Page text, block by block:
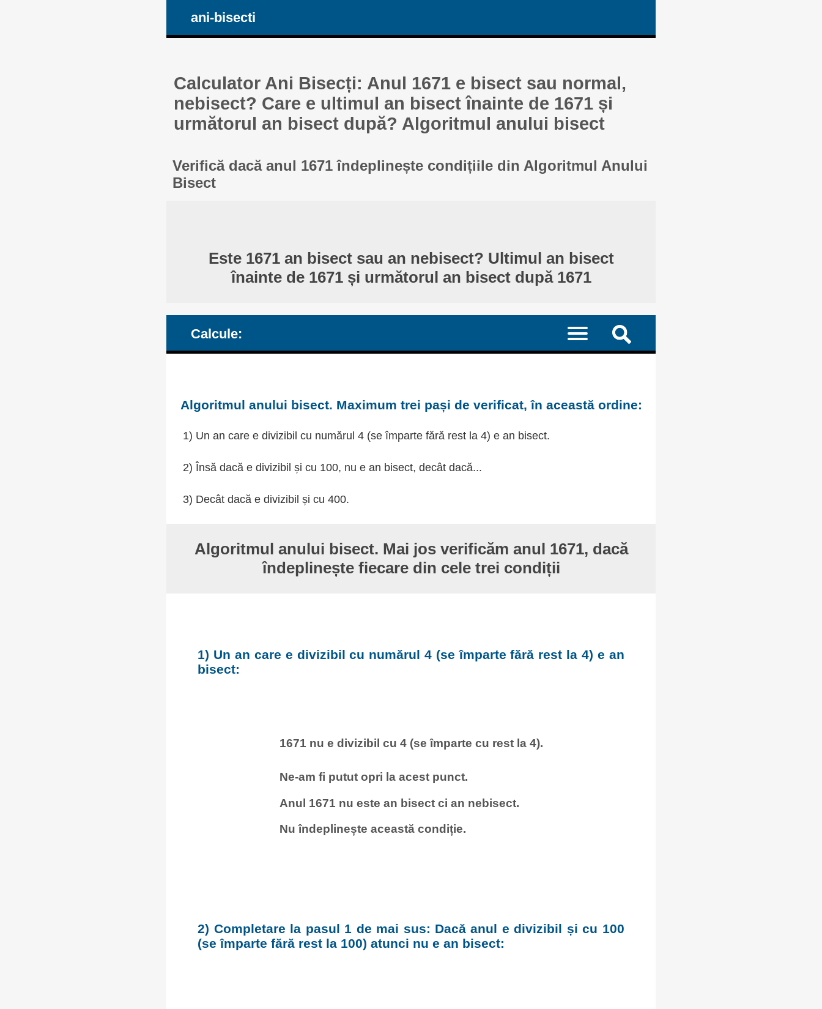
ani-bisecti
Calculator Ani Bisecți: Anul 1671 e bisect sau normal,
nebisect? Care e ultimul an bisect înainte de 1671 și
următorul an bisect după? Algoritmul anului bisect
Verifică dacă anul 1671 îndeplinește condițiile din Algoritmul Anului
Bisect
Este 1671 an bisect sau an nebisect? Ultimul an bisect
înainte de 1671 și următorul an bisect după 1671
Calcule:
Algoritmul anului bisect. Maximum trei pași de verificat, în această ordine:
1) Un an care e divizibil cu numărul 4 (se împarte fără rest la 4) e an bisect.
2) Însă dacă e divizibil și cu 100, nu e an bisect, decât dacă...
3) Decât dacă e divizibil și cu 400.
Algoritmul anului bisect. Mai jos verificăm anul 1671, dacă
îndeplinește fiecare din cele trei condiții
1) Un an care e divizibil cu numărul 4 (se împarte fără rest la 4) e an
bisect:
1671 nu e divizibil cu 4 (se împarte cu rest la 4).
Ne-am fi putut opri la acest punct.
Anul 1671 nu este an bisect ci an nebisect.
Nu îndeplinește această condiție.
2) Completare la pasul 1 de mai sus: Dacă anul e divizibil și cu 100
(se împarte fără rest la 100) atunci nu e an bisect: